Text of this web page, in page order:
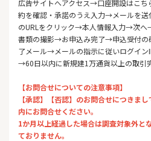
広告サイトへアクセス→口座開設はこ
約を確認・承諾のうえ入力→メールを
のURLをクリック→本人情報入力→次
書類の撮影→お申込み完了→申込受付
了メール→メールの指示に従いログイ
→60日以内に新規建1万通貨以上の取引
【お問合せについての注意事項】
【承認】【否認】のお問合せにつきま
内にお問合せください。
1か月以上経過した場合は調査対象外と
ておりません。